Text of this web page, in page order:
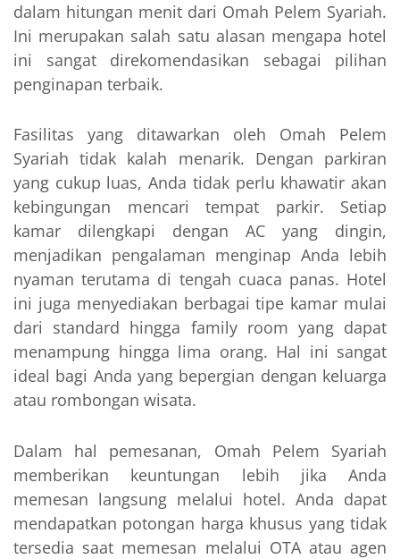
dalam hitungan menit dari Omah Pelem Syariah.
Ini merupakan salah satu alasan mengapa hotel
ini sangat direkomendasikan sebagai pilihan
penginapan terbaik.
Fasilitas yang ditawarkan oleh Omah Pelem
Syariah tidak kalah menarik. Dengan parkiran
yang cukup luas, Anda tidak perlu khawatir akan
kebingungan mencari tempat parkir. Setiap
kamar dilengkapi dengan AC yang dingin,
menjadikan pengalaman menginap Anda lebih
nyaman terutama di tengah cuaca panas. Hotel
ini juga menyediakan berbagai tipe kamar mulai
dari standard hingga family room yang dapat
menampung hingga lima orang. Hal ini sangat
ideal bagi Anda yang bepergian dengan keluarga
atau rombongan wisata.
Dalam hal pemesanan, Omah Pelem Syariah
memberikan keuntungan lebih jika Anda
memesan langsung melalui hotel. Anda dapat
mendapatkan potongan harga khusus yang tidak
tersedia saat memesan melalui OTA atau agen